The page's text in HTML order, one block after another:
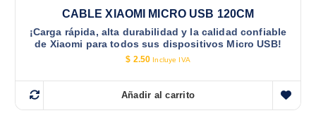
CABLE XIAOMI MICRO USB 120CM
¡Carga rápida, alta durabilidad y la calidad confiable
de Xiaomi para todos sus dispositivos Micro USB!
$ 2.50 Incluye IVA
Añadir al carrito